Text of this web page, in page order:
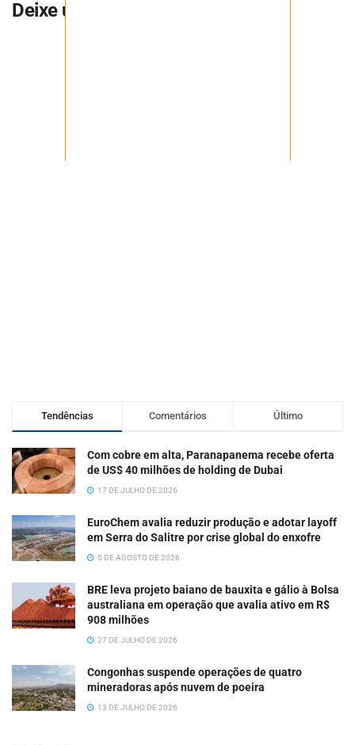
Deixe uma resposta
Tendências Comentários Último
Com cobre em alta, Paranapanema recebe oferta
de US$ 40 milhões de holding de Dubai
17 DE JULHO DE 2026
EuroChem avalia reduzir produção e adotar layoff
em Serra do Salitre por crise global do enxofre
5 DE AGOSTO DE 2026
BRE leva projeto baiano de bauxita e gálio à Bolsa
australiana em operação que avalia ativo em R$
908 milhões
27 DE JULHO DE 2026
Congonhas suspende operações de quatro
mineradoras após nuvem de poeira
13 DE JULHO DE 2026